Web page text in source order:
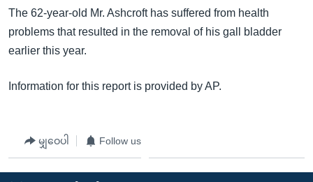
The 62-year-old Mr. Ashcroft has suffered from health
problems that resulted in the removal of his gall bladder
earlier this year.
Information for this report is provided by AP.
မျှဝေပါ Follow us